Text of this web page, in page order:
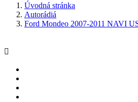
Úvodná stránka
Autorádiá
Ford Mondeo 2007-2011 NAVI
